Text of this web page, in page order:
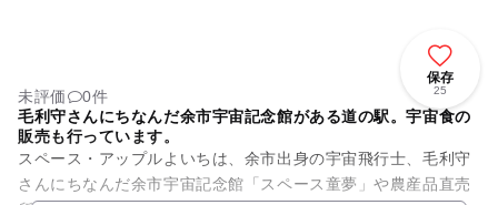
保存
25
未評価
0件
毛利守さんにちなんだ余市宇宙記念館がある道の駅。宇宙食の
販売も行っています。
スペース・アップルよいちは、余市出身の宇宙飛行士、毛利守
さんにちなんだ余市宇宙記念館「スペース童夢」や農産品直売